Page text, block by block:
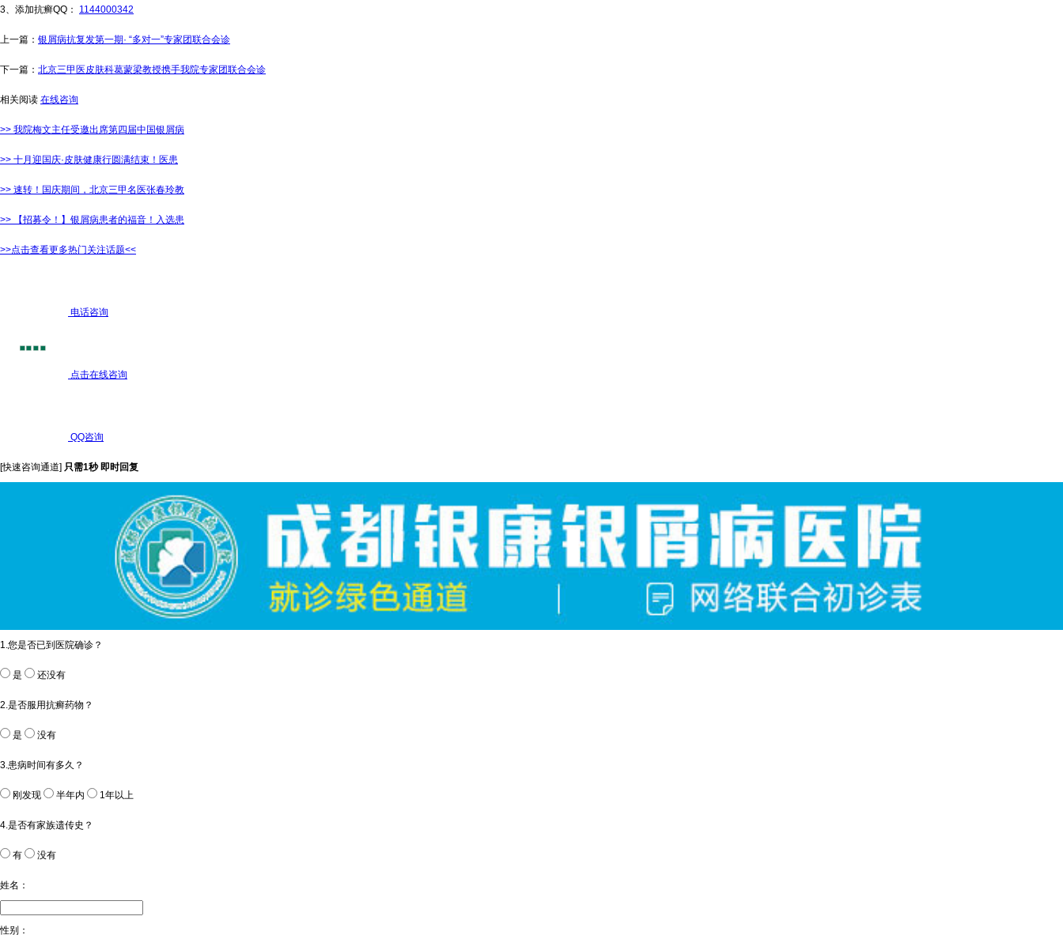
3、添加抗癣QQ： 1144000342
上一篇： 银屑病抗复发第一期· “多对一”专家团联合会诊
下一篇： 北京三甲医皮肤科葛蒙梁教授携手我院专家团联合会诊
相关阅读 在线咨询
>> 我院梅文主任受邀出席第四届中国银屑病
>> 十月迎国庆·皮肤健康行圆满结束！医患
>> 速转！国庆期间，北京三甲名医张春玲教
>> 【招募令！】银屑病患者的福音！入选患
>>点击查看更多热门关注话题<<
电话咨询
点击在线咨询
QQ咨询
[快速咨询通道] 只需1秒 即时回复
1.您是否已到医院确诊？
是 还没有
2.是否服用抗癣药物？
是 没有
3.患病时间有多久？
刚发现 半年内 1年以上
4.是否有家族遗传史？
有 没有
姓名：
性别：